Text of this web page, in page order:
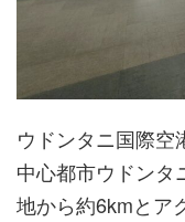
ウドンタニ国際
中心都市ウドンタ
地から約6kmとア